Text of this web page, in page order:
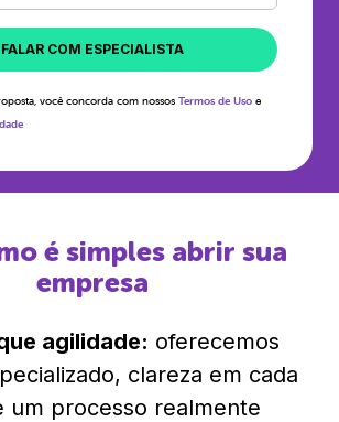
FALAR COM ESPECIALISTA
você concorda com nossos Termos de Uso e
é simples abrir sua
empresa
agilidade: oferecemos
clareza em cada
um processo realmente